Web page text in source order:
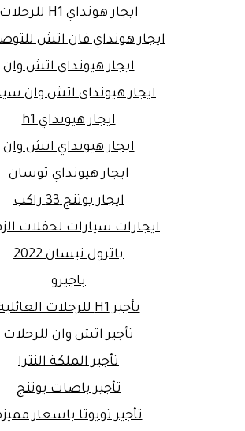
ايجار هونداي H1 للرحلات
ايجار هونداي فان اتش
ايجار هيونداى اتش وان
ايجار هيونداى اتش وان
ايجار هيونداي h1
ايجار هيونداي اتش وان
ايجار هيونداي توسان
ايجار يوتنج 33 راكب
ايجارات سيارات لحفلات
باترول نيسان 2022
باجيرو
تأجير H1 للرحلات العائلية
تأجير اتش وان للرحلات
تأجير الملكة النترا
تأجير باصات يوتنج
تأجير تويوتا باسعار